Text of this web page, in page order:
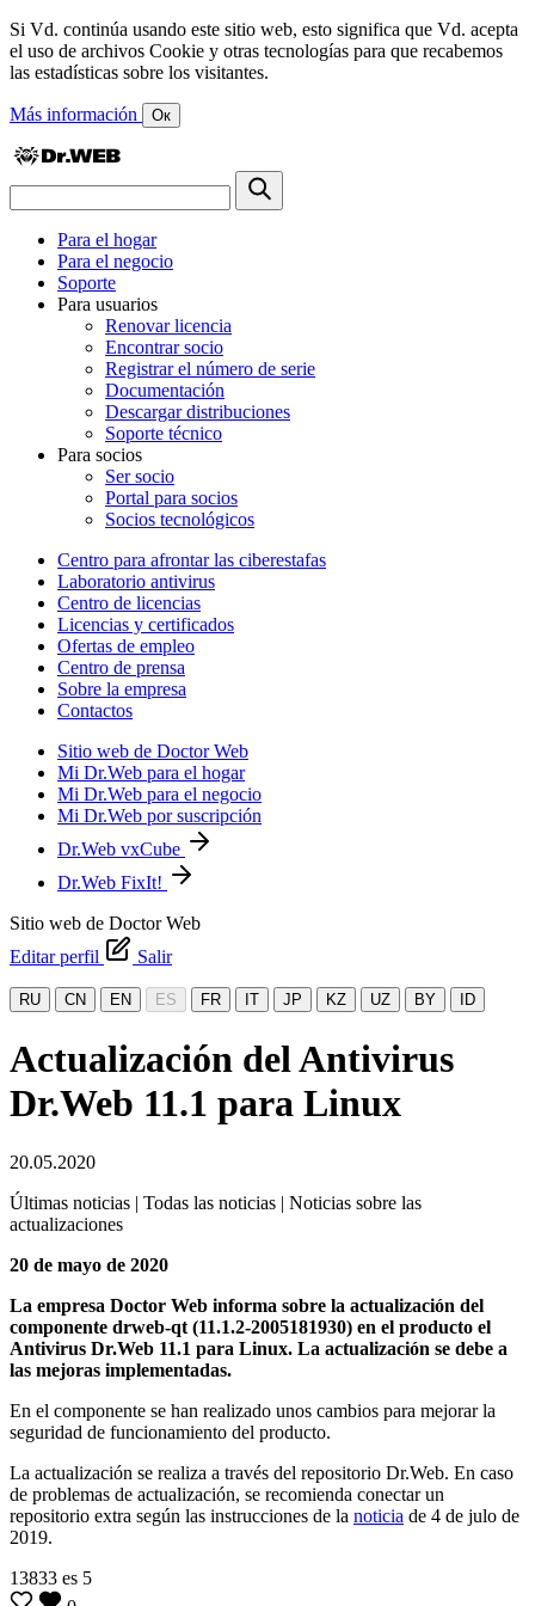
Si Vd. continúa usando este sitio web, esto significa que Vd. acepta
el uso de archivos Cookie y otras tecnologías para que recabemos
las estadísticas sobre los visitantes.
Más información Ок
Para el hogar
Para el negocio
Soporte
Para usuarios
Renovar licencia
Encontrar socio
Registrar el número de serie
Documentación
Descargar distribuciones
Soporte técnico
Para socios
Ser socio
Portal para socios
Socios tecnológicos
Centro para afrontar las ciberestafas
Laboratorio antivirus
Centro de licencias
Licencias y certificados
Ofertas de empleo
Centro de prensa
Sobre la empresa
Contactos
Sitio web de Doctor Web
Mi Dr.Web para el hogar
Mi Dr.Web para el negocio
Mi Dr.Web por suscripción
Dr.Web vxCube
Dr.Web FixIt!
Sitio web de Doctor Web
Editar perfil
Salir
RU CN EN ES FR IT JP KZ UZ BY ID
Actualización del Antivirus
Dr.Web 11.1 para Linux
20.05.2020
Últimas noticias | Todas las noticias | Noticias sobre las
actualizaciones
20 de mayo de 2020
La empresa Doctor Web informa sobre la actualización del
componente drweb-qt (11.1.2-2005181930) en el producto el
Antivirus Dr.Web 11.1 para Linux. La actualización se debe a
las mejoras implementadas.
En el componente se han realizado unos cambios para mejorar la
seguridad de funcionamiento del producto.
La actualización se realiza a través del repositorio Dr.Web. En caso
de problemas de actualización, se recomienda conectar un
repositorio extra según las instrucciones de la noticia de 4 de julo de
2019.
13833 es 5